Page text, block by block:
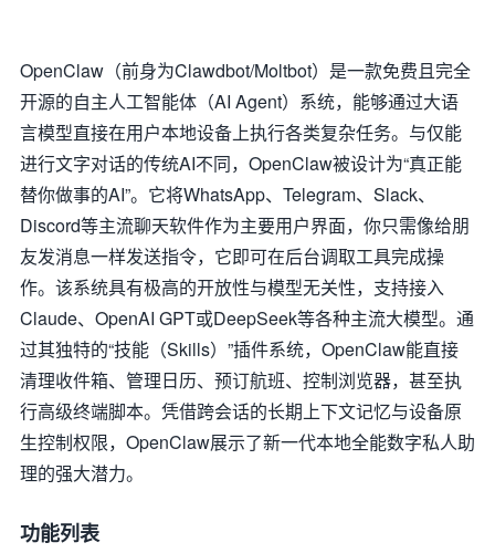
OpenClaw（前身为Clawdbot/Moltbot）是一款免费且完全
开源的自主人工智能体（AI Agent）系统，能够通过大语
言模型直接在用户本地设备上执行各类复杂任务。与仅能
进行文字对话的传统AI不同，OpenClaw被设计为“真正能
替你做事的AI”。它将WhatsApp、Telegram、Slack、
Discord等主流聊天软件作为主要用户界面，你只需像给朋
友发消息一样发送指令，它即可在后台调取工具完成操
作。该系统具有极高的开放性与模型无关性，支持接入
Claude、OpenAI GPT或DeepSeek等各种主流大模型。通
过其独特的“技能（Skills）”插件系统，OpenClaw能直接
清理收件箱、管理日历、预订航班、控制浏览器，甚至执
行高级终端脚本。凭借跨会话的长期上下文记忆与设备原
生控制权限，OpenClaw展示了新一代本地全能数字私人助
理的强大潜力。
功能列表